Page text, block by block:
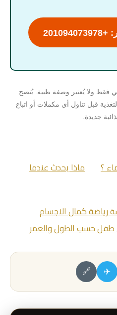
فقط ولا يُعتبر وصفة طبية. يُنصح
قبل تناول أي مكملات أو اتباع
جديدة.
؟
ماذا يحدث عندما
رياضة كمال الاجسام
طفل حسب الطول والعمر
✈
🔗